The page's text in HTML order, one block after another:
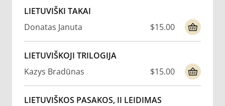
LIETUVIŠKI TAKAI
Donatas Januta
$15.00
LIETUVIŠKOJI TRILOGIJA
Kazys Bradūnas
$15.00
LIETUVIŠKOS PASAKOS, II LEIDIMAS